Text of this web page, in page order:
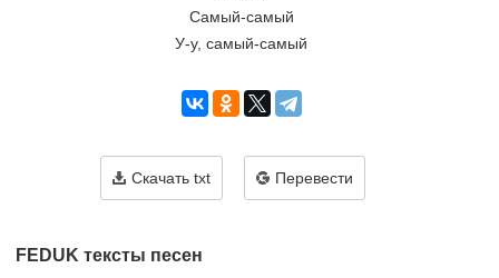
Самый-самый
У-у, самый-самый
Скачать txt Перевести
FEDUK тексты песен